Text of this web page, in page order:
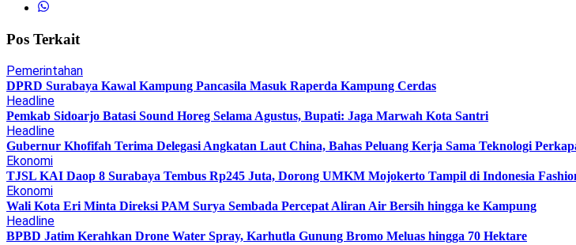
Pos Terkait
Pemerintahan
DPRD Surabaya Kawal Kampung Pancasila Masuk Raperda Kampung Cerdas
Headline
Pemkab Sidoarjo Batasi Sound Horeg Selama Agustus, Bupati: Jaga Marwah Kota Santri
Headline
Gubernur Khofifah Terima Delegasi Angkatan Laut China, Bahas Peluang Kerja Sama Teknologi
Ekonomi
TJSL KAI Daop 8 Surabaya Tembus Rp245 Juta, Dorong UMKM Mojokerto Tampil di Indonesia
Ekonomi
Wali Kota Eri Minta Direksi PAM Surya Sembada Percepat Aliran Air Bersih hingga ke Kampung
Headline
BPBD Jatim Kerahkan Drone Water Spray, Karhutla Gunung Bromo Meluas hingga 70 Hektare